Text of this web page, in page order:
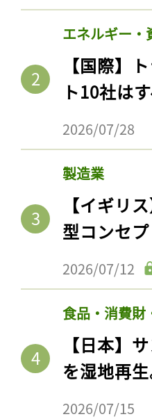
エネルギー・
【国際】
ト10社は
2026/07/28
製造業
【イギリ
型コンセ
2026/07/12
食品・消費財
【日本】
を湿地再
2026/07/15